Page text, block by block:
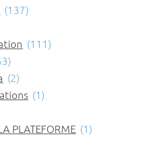
(137)
(111)
(2)
(1)
PLATEFORME (1)